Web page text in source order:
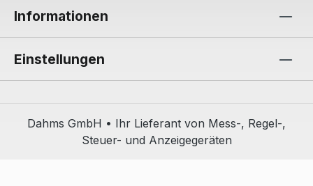
Informationen
Einstellungen
Dahms GmbH • Ihr Lieferant von Mess-, Regel-,
Steuer- und Anzeigegeräten